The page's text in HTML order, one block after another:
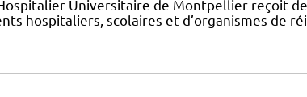
Universitaire de Montpellier reçoit
hospitaliers, scolaires et d’organismes de